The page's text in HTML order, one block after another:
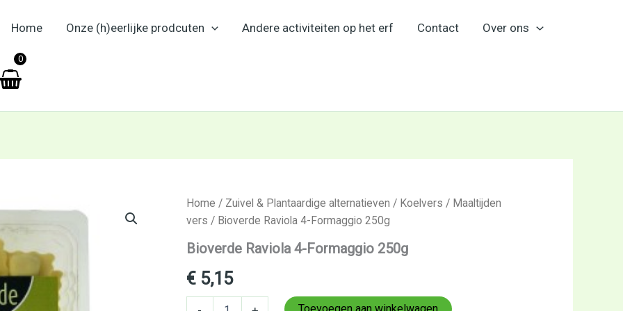
Home Onze (h)eerlijke prodcuten Andere activiteiten op het erf Contact Over ons
0
Home / Zuivel & Plantaardige alternatieven / Koelvers / Maaltijden
vers / Bioverde Raviola 4-Formaggio 250g
Bioverde Raviola 4-Formaggio 250g
€5,15
Bioverde
Raviola
Formaggio
250g
aantal